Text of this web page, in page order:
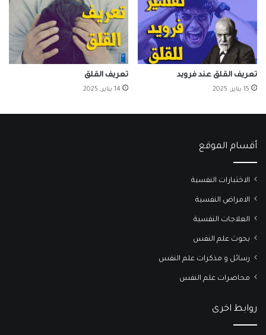
تعريف القلق عند فرويد
15 يناير، 2025
تعريف القلق
14 يناير، 2025
أقسام الموقع
الاختبارات النفسية
الامراض النفسية
العلاجات النفسية
بحوث علم النفس
رسائل و مذكرات علم النفس
محاضرات علم النفس
روابط اخرى